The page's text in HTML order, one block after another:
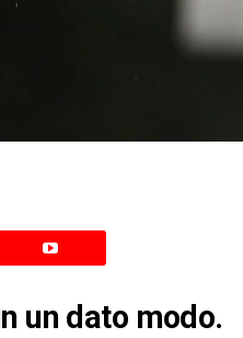
un dato modo.